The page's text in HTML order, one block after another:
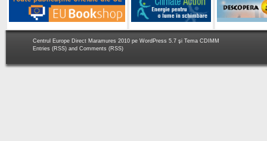
Centrul Europe Direct Maramures 2010 pe WordPress 5.7 şi Tema CDIMM
Entries (RSS) and Comments (RSS)